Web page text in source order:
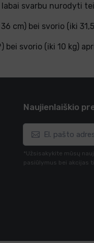
svarbu nurodyti
cm) bei svorio (iki
svorio (iki 10 kg)
Naujienlaiškio
*Užsisakykite mūsų
pasiūlymus bei akcijas